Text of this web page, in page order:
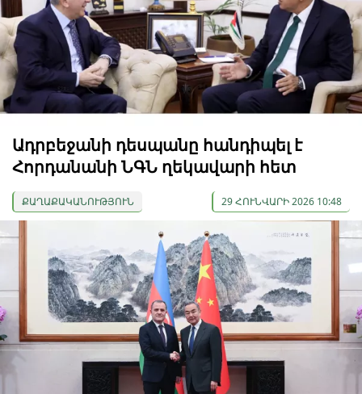
Ադրբեջանի դեսպանը հանդիպել է
Հորդանանի ՆԳՆ ղեկավարի հետ
ՔԱՂԱՔԱԿԱՆՈՒԹՅՈՒՆ 29 ՀՈՒՆՎԱՐԻ 2026 10:48